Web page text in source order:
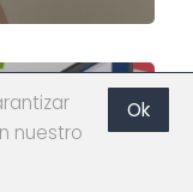
datos de
qué
Ok
nuestro